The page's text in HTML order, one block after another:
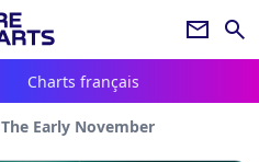
newsletter search
Charts français
The Early November